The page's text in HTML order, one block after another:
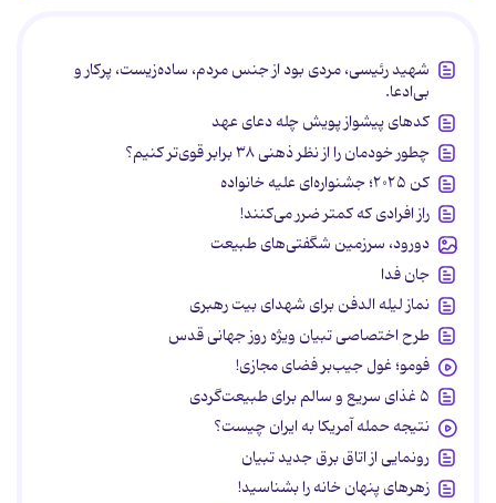
شهید رئیسی، مردی بود از جنس مردم، ساده‌زیست، پرکار و
بی‌ادعا.
کدهای پیشواز پویش چله دعای عهد
چطور خودمان را از نظر ذهنی ۳۸ برابر قوی‌تر کنیم؟
کن ۲۰۲۵؛ جشنواره‌ای علیه خانواده
راز افرادی که کمتر ضرر می‌کنند!
دورود، سرزمین شگفتی‌های طبیعت
جان فدا
نماز لیله الدفن برای شهدای بیت رهبری
طرح اختصاصی تبیان ویژه روز جهانی قدس
فومو؛ غول جیب‌بر فضای مجازی!
۵ غذای سریع و سالم برای طبیعت‌گردی
نتیجه حمله آمریکا به ایران چیست؟
رونمایی از اتاق برق جدید تبیان
زهرهای پنهان خانه را بشناسید!